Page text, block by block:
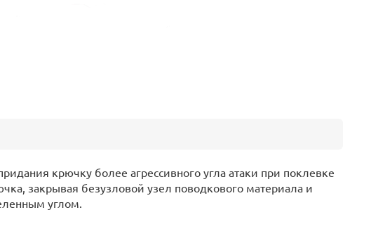
крючку более агрессивного угла атаки при поклевке
закрывая безузловой узел поводкового материала и
углом.